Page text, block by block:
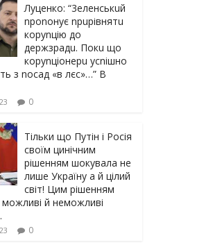
Луцeнкo: “3eлeнcькuй
nponoнує npupiвнятu
кopуnцiю дo
дepжзpaдu. Пoкu щo
кopуnцioнepu уcniшнo
з nocaд «в лєc»…” В
0
Тільки що Путін і Росія
своїм цинічним
рішенням шoкyвaлa не
лише Україну а й цілий
світ! Цим рішенням
можливі й неможливі
0